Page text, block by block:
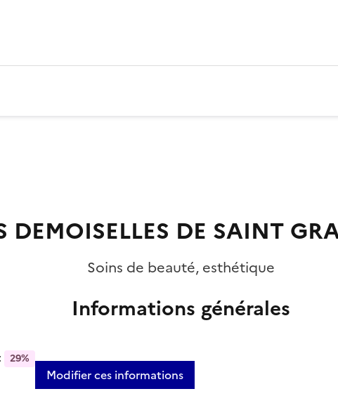
DEMOISELLES DE SAINT
Soins de beauté, esthétique
Informations générales
29%
Modifier ces informations